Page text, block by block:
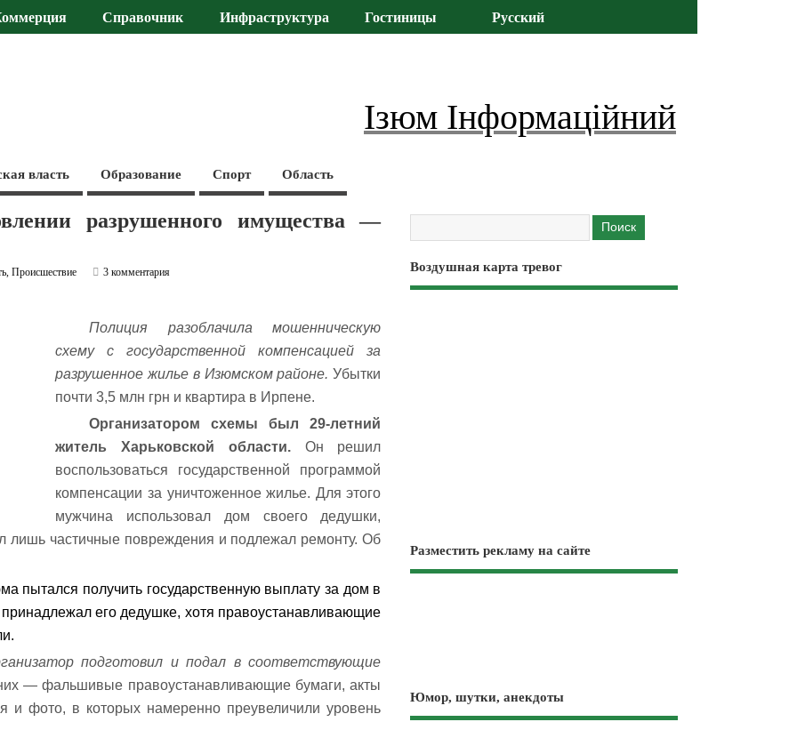
Справочник Инфраструктура Гостиницы Русский
Ізюм Інформаційний
власть Образование Спорт Область
разрушенного имущества —
,Происшествие
3 комментария
Полиция разоблачила мошенническую
схему с государственной компенсацией за
разрушенное жилье в Изюмском районе. Убытки
почти 3,5 млн грн и квартира в Ирпене.
Организатором схемы был 29-летний
житель Харьковской области.Он решил
воспользоваться государственной программой
компенсации за уничтоженное жилье. Для этого
мужчина использовал дом своего дедушки,
лишь частичные повреждения и подлежал ремонту. Об
пытался получить государственную выплату за дом в
его дедушке, хотя правоустанавливающие
подготовил и подал в соответствующие
— фальшивые правоустанавливающие бумаги, акты
и фото, в которых намеренно преувеличили уровень
Воздушная карта тревог
Разместить рекламу на сайте
Юмор, шутки, анекдоты